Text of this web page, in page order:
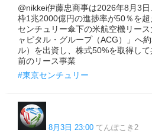
@nikkei伊藤忠商事は2026年8月3
枠1兆2000億円の進捗率が50％を
センチュリー傘下の米航空機リー
ャピタル・グループ（ACG）」へ
ル）を出資し、株式50%を取得し
前のリース事業
#東京センチュリー
8月3日 23:00 てんぽこき2